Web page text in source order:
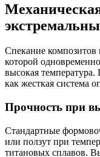
Спекание композитов
которой
высокая
как жесткая система
Прочность при
Стандартные
или ползут при
титановых сплавов.